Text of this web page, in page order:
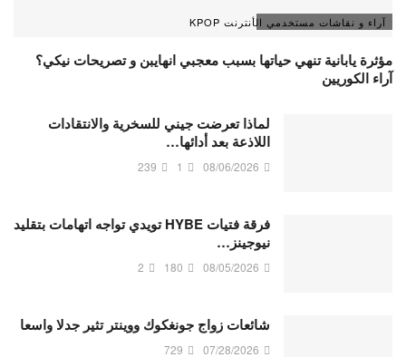
آراء و نقاشات مستخدمي الأنترنت KPOP
مؤثرة يابانية تنهي حياتها بسبب معجبي انهايبن و تصريحات نيكي؟
آراء الكوريين
لماذا تعرضت جيني للسخرية والانتقادات
اللاذعة بعد أدائها…
08/06/2026
1
239
فرقة فتيات HYBE تويدي تواجه اتهامات بتقليد
نيوجينز…
08/05/2026
180
2
شائعات زواج جونغكوك ووينتر تثير جدلا واسعا
07/28/2026
729